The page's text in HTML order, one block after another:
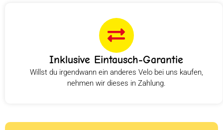
Inklusive Eintausch-Garantie
Willst du irgendwann ein anderes Velo bei uns kaufen,
nehmen wir dieses in Zahlung.